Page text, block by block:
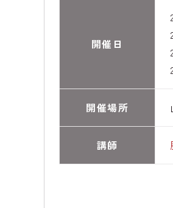
開催日
開催場所
講師